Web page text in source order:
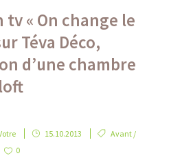
tv « On change le
Téva Déco,
d’une chambre
15.10.2013
Avant /
0